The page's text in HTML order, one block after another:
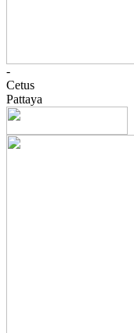
-
Cetus
Pattaya